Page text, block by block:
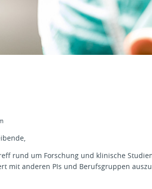
rund um Forschung und klinische
mit anderen PIs und Berufsgruppen